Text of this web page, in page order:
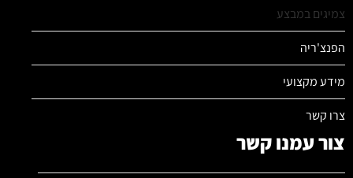
צמיגים במבצע
הפנצ'ריה
מידע מקצועי
צרו קשר
צור עמנו קשר